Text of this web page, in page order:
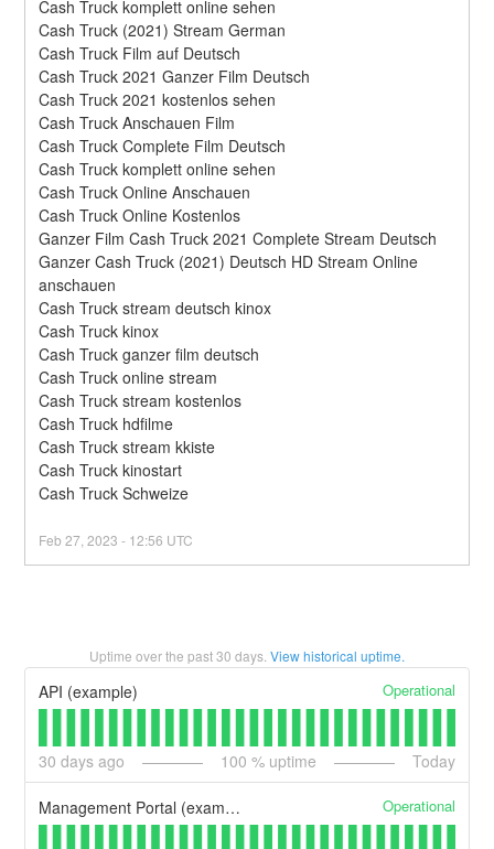
Cash Truck komplett online sehen
Cash Truck (2021) Stream German
Cash Truck Film auf Deutsch
Cash Truck 2021 Ganzer Film Deutsch
Cash Truck 2021 kostenlos sehen
Cash Truck Anschauen Film
Cash Truck Complete Film Deutsch
Cash Truck komplett online sehen
Cash Truck Online Anschauen
Cash Truck Online Kostenlos
Ganzer Film Cash Truck 2021 Complete Stream Deutsch
Ganzer Cash Truck (2021) Deutsch HD Stream Online
anschauen
Cash Truck stream deutsch kinox
Cash Truck kinox
Cash Truck ganzer film deutsch
Cash Truck online stream
Cash Truck stream kostenlos
Cash Truck hdfilme
Cash Truck stream kkiste
Cash Truck kinostart
Cash Truck Schweize
Feb27 ,2023 - 12:56 UTC
Uptime over the past30 days. View historical uptime.
API (example) Operational
30 days ago 100 % uptime Today
Management Portal (example) Operational